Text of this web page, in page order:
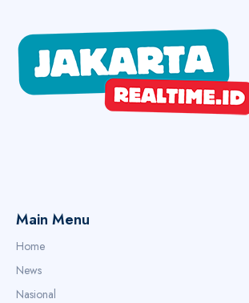
Main Menu
Home
News
Nasional